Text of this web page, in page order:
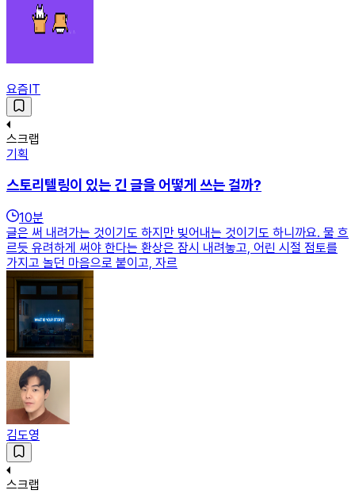
요즘IT
스크랩
기획
스토리텔링이 있는 긴 글을 어떻게 쓰는 걸까?
10분
글은 써 내려가는 것이기도 하지만 빚어내는 것이기도 하니까요. 물 흐
르듯 유려하게 써야 한다는 환상은 잠시 내려놓고, 어린 시절 점토를
가지고 놀던 마음으로 붙이고, 자르
김도영
스크랩